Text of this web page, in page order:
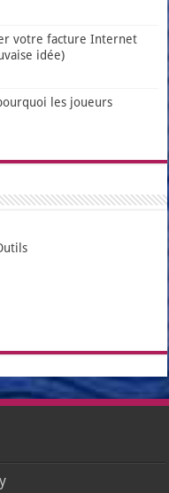
votre facture Internet
idée)
les joueurs